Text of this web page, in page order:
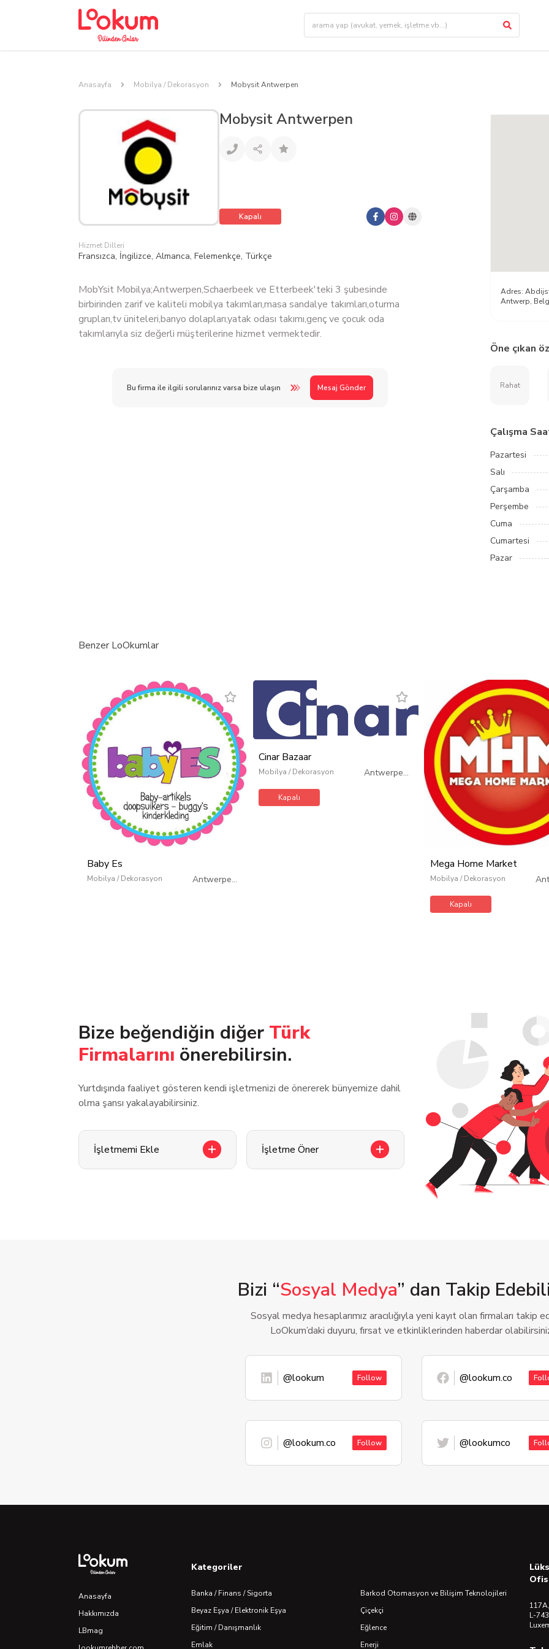
Anasayfa Mobilya / Dekorasyon Mobysit Antwerpen
Mobysit Antwerpen
Kapalı
Hizmet Dilleri
Fransızca, İngilizce, Almanca, Felemenkçe, Türkçe
MobYsit Mobilya;Antwerpen,Schaerbeek ve Etterbeek'teki 3 şubesinde
birbirinden zarif ve kaliteli mobilya takımları,masa sandalye takımları,oturma
grupları,tv üniteleri,banyo dolapları,yatak odası takımı,genç ve çocuk oda
takımlarıyla siz değerli müşterilerine hizmet vermektedir.
Bu firma ile ilgili sorularınız varsa bize ulaşın Mesaj Gönder
Adres:
Antwerp,
Öne çıkan
Rahat
Çalışma
Pazartesi
Salı
Çarşamba
Perşembe
Cuma
Cumartesi
Pazar
Benzer LoOkumlar
Baby Es
Mobilya / Dekorasyon Antwerpen
Cinar Bazaar
Mobilya / Dekorasyon Antwerpen
Kapalı
Mega Home Market
Mobilya / Dekorasyon
Kapalı
Bize beğendiğin diğer Türk
Firmalarını önerebilirsin.
Yurtdışında faaliyet gösteren kendi işletmenizi de önererek bünyemize dahil
olma şansı yakalayabilirsiniz.
İşletmemi Ekle İşletme Öner
Bizi “Sosyal Medya” dan Takip
Sosyal medya hesaplarımız aracılığıyla yeni kayıt olan firmaları takip
LoOkum’daki duyuru, fırsat ve etkinliklerinden haberdar
@lookum Follow @lookum.co
@lookum.co Follow @lookumco
Anasayfa
Hakkımızda
LBmag
Kategoriler
Banka / Finans / Sigorta
Barkod Otomasyon ve Bilişim Teknolojileri
Beyaz Eşya / Elektronik Eşya
Çiçekçi
Eğitim / Danışmanlık
Eğlence
Emlak
Enerji
Ofis
L-